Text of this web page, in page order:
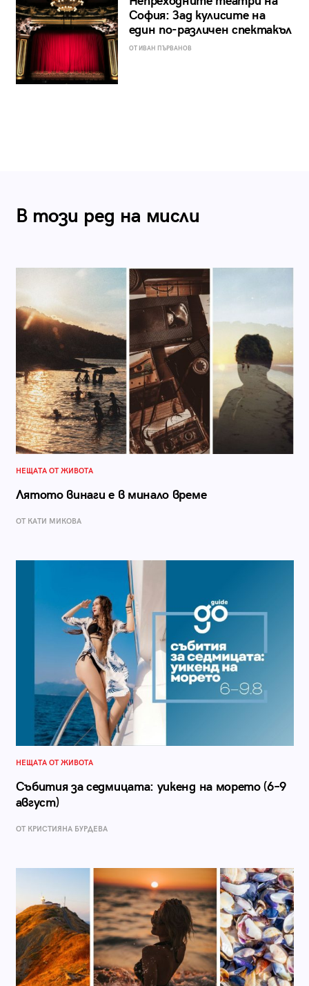
София: Зад кулисите на
един по-различен спектакъл
ОТ ИВАН ПЪРВАНОВ
В този ред на мисли
НЕЩАТА ОТ ЖИВОТА
Лятото винаги е в минало време
ОТ КАТИ МИКОВА
НЕЩАТА ОТ ЖИВОТА
Събития за седмицата: уикенд на морето (6–9
август)
ОТ КРИСТИЯНА БУРДЕВА